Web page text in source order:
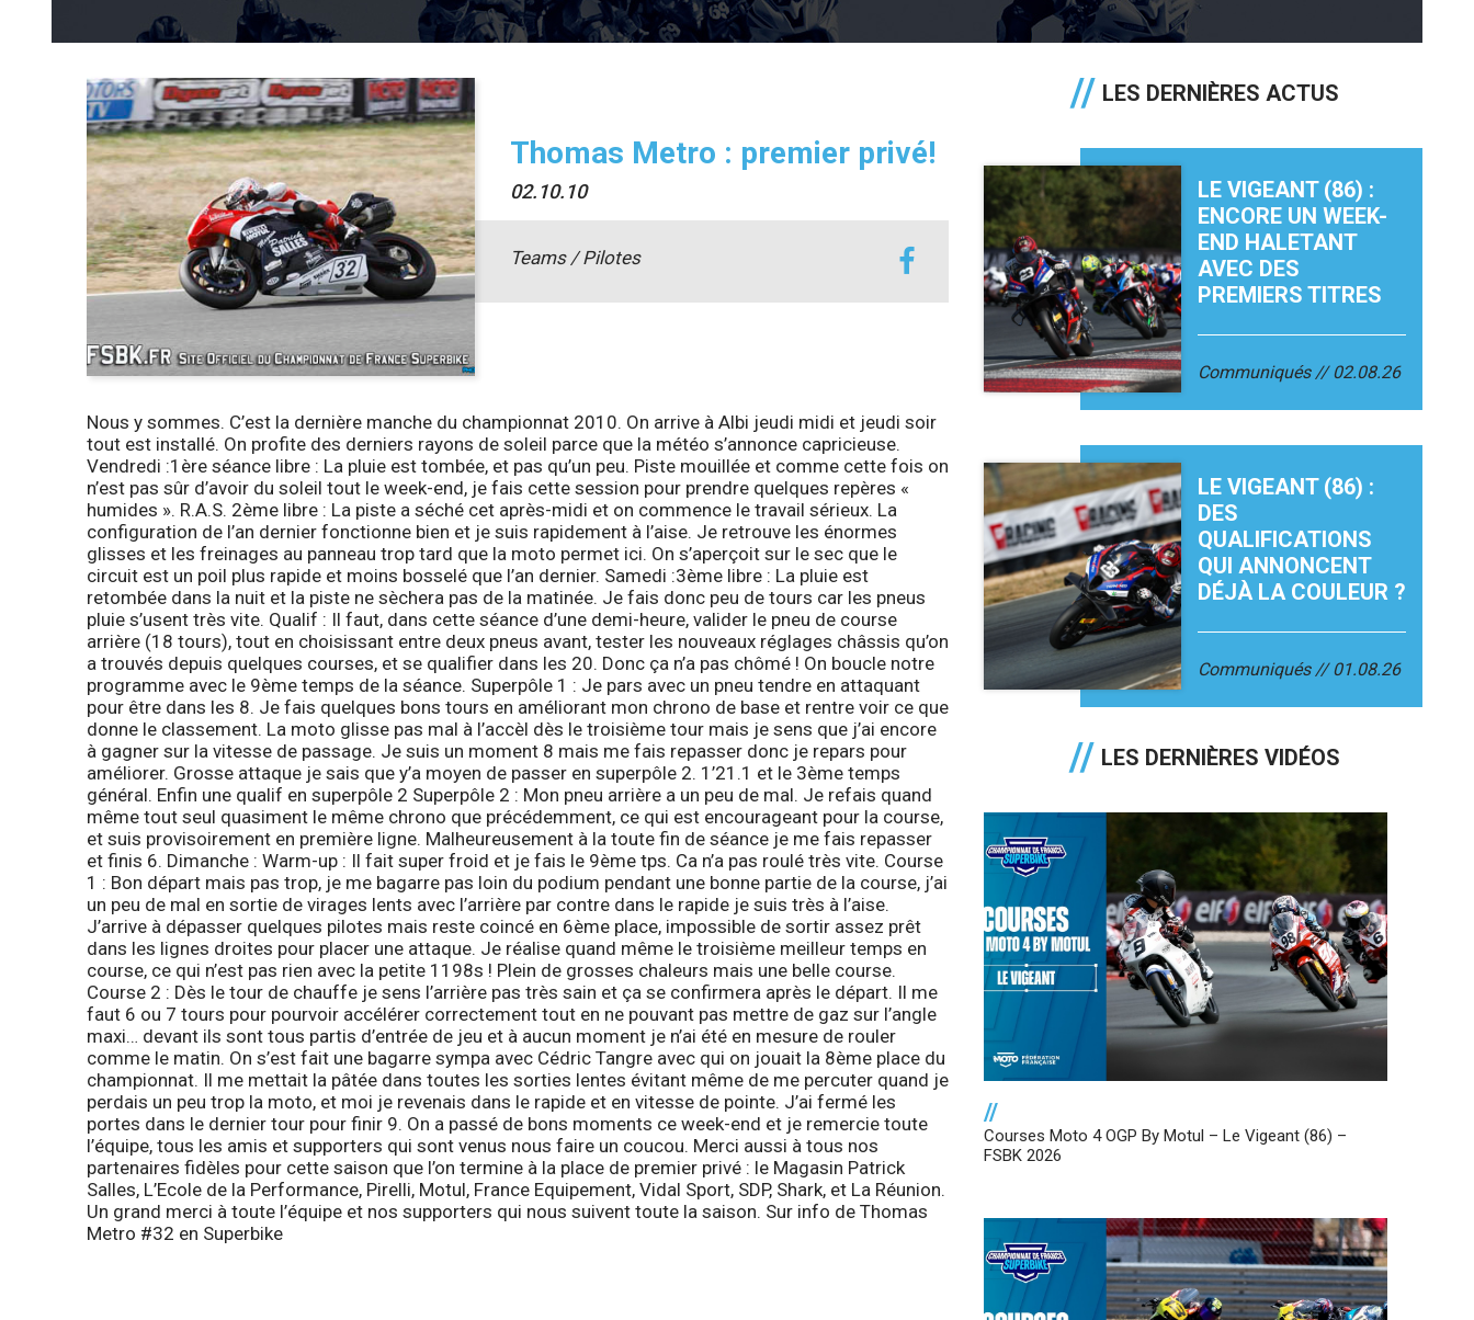
Thomas Metro : premier privé!
02.10.10
Teams / Pilotes
Nous y sommes. C’est la dernière manche du championnat 2010. On arrive à Albi jeudi midi et jeudi soir
tout est installé. On profite des derniers rayons de soleil parce que la météo s’annonce capricieuse.
Vendredi :1ère séance libre : La pluie est tombée, et pas qu’un peu. Piste mouillée et comme cette fois on
n’est pas sûr d’avoir du soleil tout le week-end, je fais cette session pour prendre quelques repères «
humides ». R.A.S. 2ème libre : La piste a séché cet après-midi et on commence le travail sérieux. La
configuration de l’an dernier fonctionne bien et je suis rapidement à l’aise. Je retrouve les énormes
glisses et les freinages au panneau trop tard que la moto permet ici. On s’aperçoit sur le sec que le
circuit est un poil plus rapide et moins bosselé que l’an dernier. Samedi :3ème libre : La pluie est
retombée dans la nuit et la piste ne sèchera pas de la matinée. Je fais donc peu de tours car les pneus
pluie s’usent très vite. Qualif : Il faut, dans cette séance d’une demi-heure, valider le pneu de course
arrière (18 tours), tout en choisissant entre deux pneus avant, tester les nouveaux réglages châssis qu’on
a trouvés depuis quelques courses, et se qualifier dans les 20. Donc ça n’a pas chômé ! On boucle notre
programme avec le 9ème temps de la séance. Superpôle 1 : Je pars avec un pneu tendre en attaquant
pour être dans les 8. Je fais quelques bons tours en améliorant mon chrono de base et rentre voir ce que
donne le classement. La moto glisse pas mal à l’accèl dès le troisième tour mais je sens que j’ai encore
à gagner sur la vitesse de passage. Je suis un moment 8 mais me fais repasser donc je repars pour
améliorer. Grosse attaque je sais que y’a moyen de passer en superpôle 2. 1’21.1 et le 3ème temps
général. Enfin une qualif en superpôle 2 Superpôle 2 : Mon pneu arrière a un peu de mal. Je refais quand
même tout seul quasiment le même chrono que précédemment, ce qui est encourageant pour la course,
et suis provisoirement en première ligne. Malheureusement à la toute fin de séance je me fais repasser
et finis 6. Dimanche : Warm-up : Il fait super froid et je fais le 9ème tps. Ca n’a pas roulé très vite. Course
1 : Bon départ mais pas trop, je me bagarre pas loin du podium pendant une bonne partie de la course, j’ai
un peu de mal en sortie de virages lents avec l’arrière par contre dans le rapide je suis très à l’aise.
J’arrive à dépasser quelques pilotes mais reste coincé en 6ème place, impossible de sortir assez prêt
dans les lignes droites pour placer une attaque. Je réalise quand même le troisième meilleur temps en
course, ce qui n’est pas rien avec la petite 1198s ! Plein de grosses chaleurs mais une belle course.
Course 2 : Dès le tour de chauffe je sens l’arrière pas très sain et ça se confirmera après le départ. Il me
faut 6 ou 7 tours pour pourvoir accélérer correctement tout en ne pouvant pas mettre de gaz sur l’angle
maxi… devant ils sont tous partis d’entrée de jeu et à aucun moment je n’ai été en mesure de rouler
comme le matin. On s’est fait une bagarre sympa avec Cédric Tangre avec qui on jouait la 8ème place du
championnat. Il me mettait la pâtée dans toutes les sorties lentes évitant même de me percuter quand je
perdais un peu trop la moto, et moi je revenais dans le rapide et en vitesse de pointe. J’ai fermé les
portes dans le dernier tour pour finir 9. On a passé de bons moments ce week-end et je remercie toute
l’équipe, tous les amis et supporters qui sont venus nous faire un coucou. Merci aussi à tous nos
partenaires fidèles pour cette saison que l’on termine à la place de premier privé : le Magasin Patrick
Salles, L’Ecole de la Performance, Pirelli, Motul, France Equipement, Vidal Sport, SDP, Shark, et La Réunion.
Un grand merci à toute l’équipe et nos supporters qui nous suivent toute la saison. Sur info de Thomas
Metro #32 en Superbike
LES DERNIÈRES ACTUS
LE VIGEANT (86) :
ENCORE UN WEEK-
END HALETANT
AVEC DES
PREMIERS TITRES
Communiqués 02.08.26
LE VIGEANT (86) :
DES
QUALIFICATIONS
QUI ANNONCENT
DÉJÀ LA COULEUR ?
Communiqués 01.08.26
LES DERNIÈRES VIDÉOS
//
Courses Moto 4 OGP By Motul – Le Vigeant (86) –
FSBK 2026